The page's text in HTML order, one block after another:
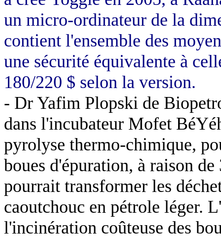
un micro-ordinateur de la
contient l'ensemble des
une sécurité équivalente à
180/220 $ selon la version.
- Dr Yafim Plopski de
dans l'incubateur Mofet
pyrolyse thermo-chimique,
boues d'épuration, à raison
pourrait transformer les
caoutchouc en pétrole léger.
l'incinération coûteuse des